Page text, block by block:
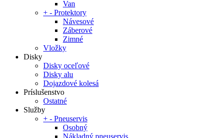
Van
+ - Protektory
Návesové
Záberové
Zimné
Vložky
Disky
Disky oceľové
Disky alu
Dojazdové kolesá
Príslušenstvo
Ostatné
Služby
+ - Pneuservis
Osobný